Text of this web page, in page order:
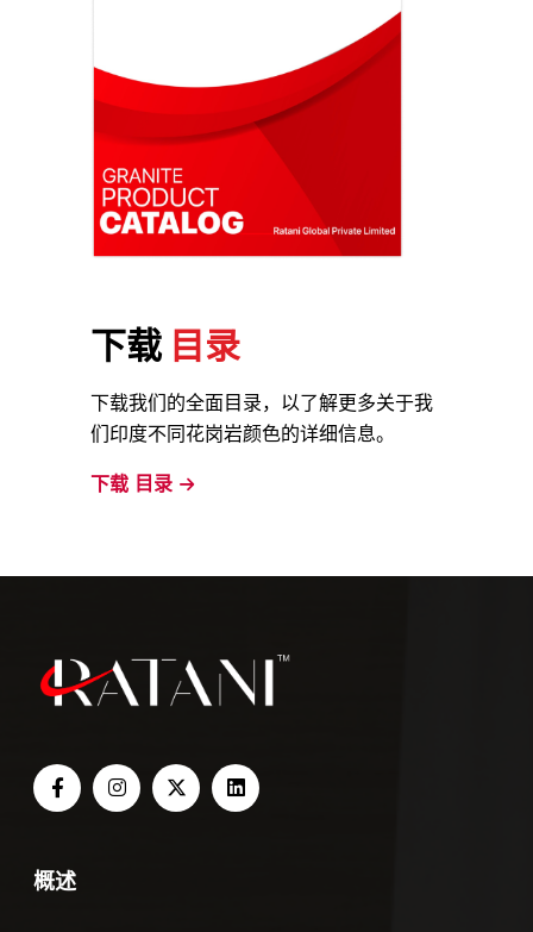
下载 目录
下载我们的全面目录，以了解更多关于我
们印度不同花岗岩颜色的详细信息。
下载 目录
概述